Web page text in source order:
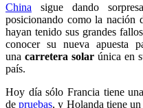
China sigue dando
posicionando como la nación
hayan tenido sus grandes
conocer su nueva apuesta
una carretera solarúnica en
país.
Hoy día sólo Francia tiene
depruebas, y Holanda tiene